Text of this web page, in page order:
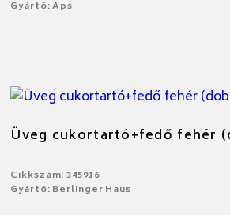
Gyártó: Aps
Üveg cukortartó+fedő fehér
Cikkszám: 345916
Gyártó: Berlinger Haus